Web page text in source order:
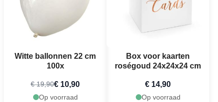
Witte ballonnen 22 cm
100x
€ 19,90€ 10,90
Op voorraad
Box voor kaarten
roségoud 24x24x24 cm
€ 14,90
Op voorraad